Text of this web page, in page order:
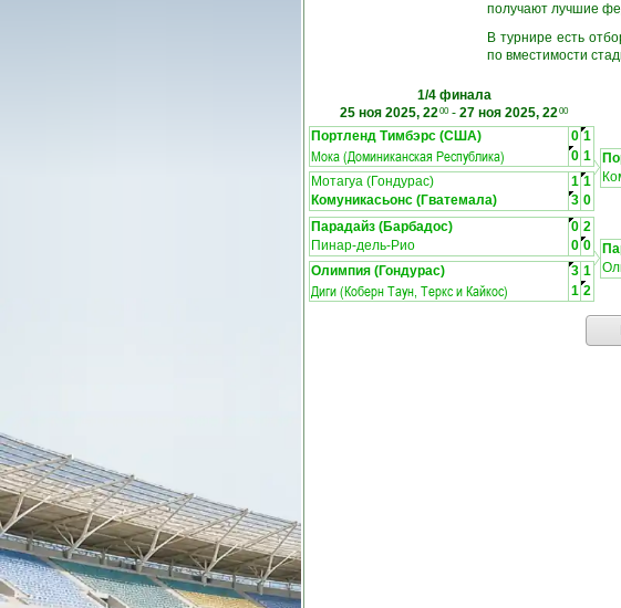
получают лучшие
В турнире есть
по вместимости
1/4 финала
25 ноя 2025, 2200- 27 ноя 2025, 2200
Портленд Тимбэрс (США) 0 1
Мока (Доминиканская Республика) 0 1
Мотагуа (Гондурас)
1 1
Комуникасьонс (Гватемала)
3 0
Парадайз (Барбадос) 0 2
Пинар-дель-Рио
0 0
Олимпия (Гондурас)
3 1
Диги (Коберн Таун, Теркс и Кайкос) 1 2